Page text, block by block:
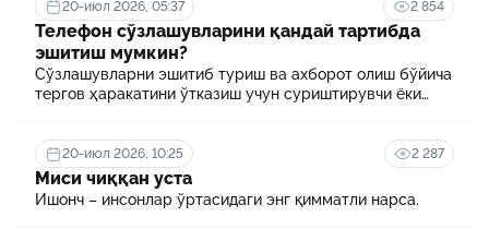
20-июл 2026, 05:37 2 854
Телефон сўзлашувларини қандай тартибда
эшитиш мумкин?
Сўзлашувларни эшитиб туриш ва ахборот олиш бўйича
тергов ҳаракатини ўтказиш учун суриштирувчи ёки
20-июл 2026, 10:25 2 287
Миси чиққан уста
Ишонч – инсонлар ўртасидаги энг қимматли нарса.